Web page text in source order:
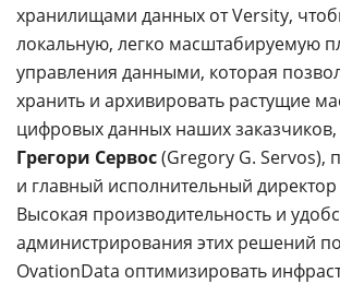
хранилищами данных от Versity,
локальную, легко масштабируемую
управления данными, которая
хранить и архивировать растущие
цифровых данных наших
Грегори Сервос(Gregory G. Servos),
и главный исполнительный
Высокая производительность и
администрирования этих решений
OvationData оптимизировать